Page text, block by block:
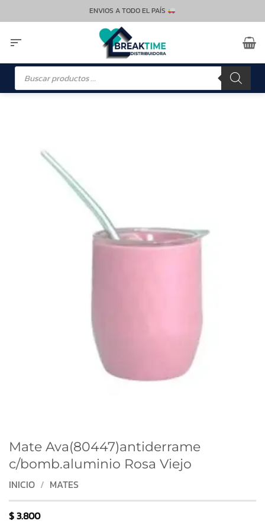
al
contenido
ENVIOS A TODO EL PAÍS
Búsqueda
productos
Mate Ava(80447)antiderrame
c/bomb.aluminio Rosa Viejo
INICIO / MATES
$3.800